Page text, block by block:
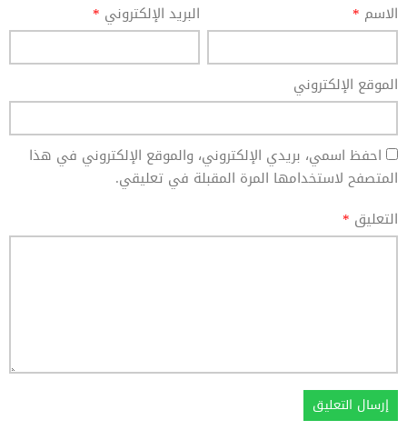
الاسم * البريد الإلكتروني *
الموقع الإلكتروني
احفظ اسمي، بريدي الإلكتروني، والموقع الإلكتروني في هذا
المتصفح لاستخدامها المرة المقبلة في تعليقي.
التعليق *